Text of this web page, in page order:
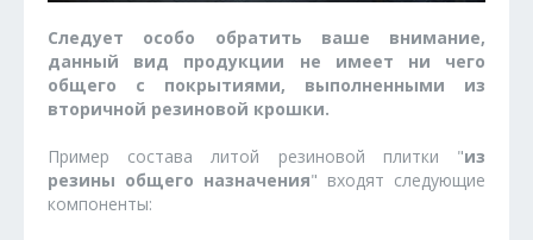
Следует особо обратить ваше внимание,
данный вид продукции не имеет ни чего
общего с покрытиями, выполненными из
вторичной резиновой крошки.
Пример состава литой резиновой плитки "из
резины общего назначения" входят следующие
компоненты: